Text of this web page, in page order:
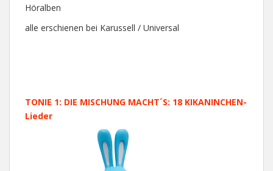
Höralben
alle erschienen bei Karussell / Universal
TONIE 1: DIE MISCHUNG MACHT´S: 18 KIKANINCHEN-
Lieder